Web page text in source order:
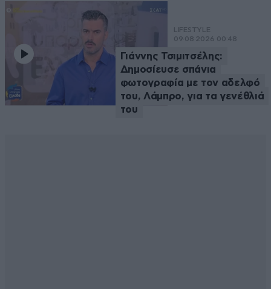
LIFESTYLE
09·08·2026 00:48
Γιάννης Τσιμιτσέλης:
Δημοσίευσε σπάνια
φωτογραφία με τον αδελφό
του, Λάμπρο, για τα γενέθλιά
του